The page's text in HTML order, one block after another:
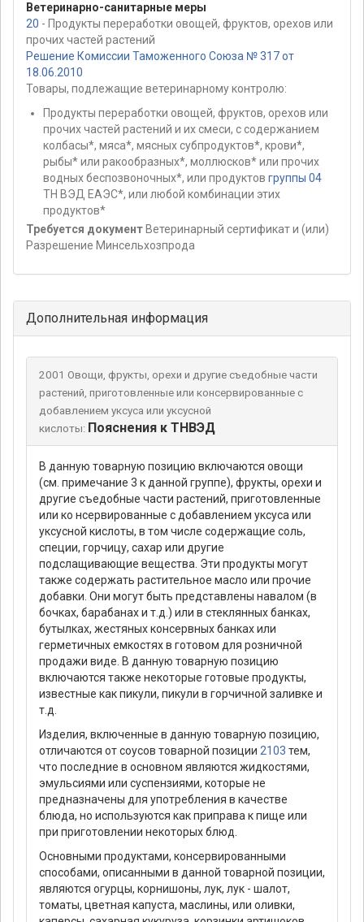
Ветеринарно-санитарные меры
20 - Продукты переработки овощей, фруктов, орехов или
прочих частей растений
Решение Комиссии Таможенного Союза № 317 от
18.06.2010
Товары, подлежащие ветеринарному контролю:
Продукты переработки овощей, фруктов, орехов или
прочих частей растений и их смеси, с содержанием
колбасы*, мяса*, мясных субпродуктов*, крови*,
рыбы* или ракообразных*, моллюсков* или прочих
водных беспозвоночных*, или продуктов группы 04
ТН ВЭД ЕАЭС*, или любой комбинации этих
продуктов*
Требуется документ Ветеринарный сертификат и (или)
Разрешение Минсельхозпрода
Дополнительная информация
2001 Овощи, фрукты, орехи и другие съедобные части
растений, приготовленные или консервированные с
добавлением уксуса или уксусной
кислоты: Пояснения к ТНВЭД
В данную товарную позицию включаются овощи
(см. примечание 3 к данной группе), фрукты, орехи и
другие съедобные части растений, приготовленные
или ко нсервированные с добавлением уксуса или
уксусной кислоты, в том числе содержащие соль,
специи, горчицу, сахар или другие
подслащивающие вещества. Эти продукты могут
также содержать растительное масло или прочие
добавки. Они могут быть представлены навалом (в
бочках, барабанах и т.д.) или в стеклянных банках,
бутылках, жестяных консервных банках или
герметичных емкостях в готовом для розничной
продажи виде. В данную товарную позицию
включаются также некоторые готовые продукты,
известные как пикули, пикули в горчичной заливке и
т.д.
Изделия, включенные в данную товарную позицию,
отличаются от соусов товарной позиции 2103 тем,
что последние в основном являются жидкостями,
эмульсиями или суспензиями, которые не
предназначены для употребления в качестве
блюда, но используются как приправа к пище или
при приготовлении некоторых блюд.
Основными продуктами, консервированными
способами, описанными в данной товарной позиции,
являются огурцы, корнишоны, лук, лук - шалот,
томаты, цветная капуста, маслины, или оливки,